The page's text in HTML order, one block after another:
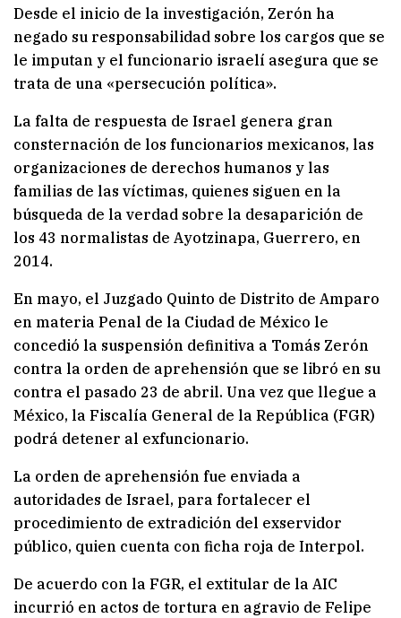
Desde el inicio de la investigación, Zerón ha
negado su responsabilidad sobre los cargos que se
le imputan y el funcionario israelí asegura que se
trata de una «persecución política».
La falta de respuesta de Israel genera gran
consternación de los funcionarios mexicanos, las
organizaciones de derechos humanos y las
familias de las víctimas, quienes siguen en la
búsqueda de la verdad sobre la desaparición de
los 43 normalistas de Ayotzinapa, Guerrero, en
2014.
En mayo, el Juzgado Quinto de Distrito de Amparo
en materia Penal de la Ciudad de México le
concedió la suspensión definitiva a Tomás Zerón
contra la orden de aprehensión que se libró en su
contra el pasado 23 de abril. Una vez que llegue a
México, la Fiscalía General de la República (FGR)
podrá detener al exfuncionario.
La orden de aprehensión fue enviada a
autoridades de Israel, para fortalecer el
procedimiento de extradición del exservidor
público, quien cuenta con ficha roja de Interpol.
De acuerdo con la FGR, el extitular de la AIC
incurrió en actos de tortura en agravio de Felipe